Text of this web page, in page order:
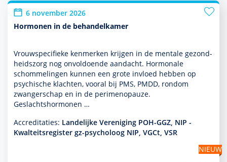
6 november 2026
Hormonen in de behandelkamer
Vrouwspeci­fieke kenmerken krijgen in de mentale gezond­
heids­zorg nog onvol­doende aan­dacht. Hormonale
schommelingen kunnen een grote invloed hebben op
psychische klachten, vooral bij PMS, PMDD, ron­dom
zwangerschap en in de perimenopauze.
Geslachtshormonen …
Accreditaties: Landelijke Vereniging POH-GGZ, NIP -
Kwalteitsregister gz-psycholoog NIP, VGCt, VSR
NIEUW